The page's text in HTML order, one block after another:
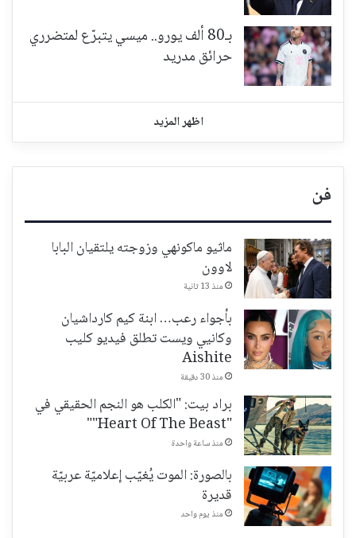
بـ80 ألف يورو.. ميسي يتبرّع لمتضرري
حرائق مدريد
اظهر المزيد
فن
ماثيو ماكونهي وزوجته يلتقيان البابا
لاوون
منذ 13 ثانية
بأجواء رعب… ابنة كيم كارداشيان
وكانيي ويست تطلق فيديو كليب
Aishite
منذ 30 دقيقة
براد بيت: "الكلب هو النجم الحقيقي في
"Heart Of The Beast""
منذ ساعة واحدة
بالصورة: الموت يُغيّب إعلاميّة عربيّة
قديرة
منذ يوم واحد